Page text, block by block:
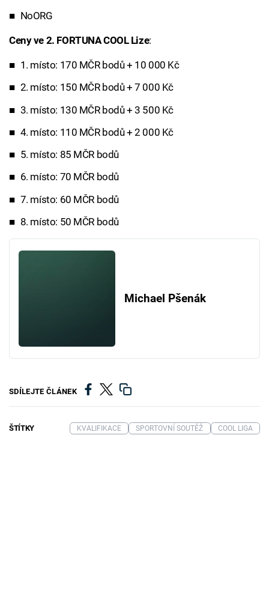
NoORG
Ceny ve 2. FORTUNA COOL Lize:
1. místo: 170 MČR bodů + 10 000 Kč
2. místo: 150 MČR bodů + 7 000 Kč
3. místo: 130 MČR bodů + 3 500 Kč
4. místo: 110 MČR bodů + 2 000 Kč
5. místo: 85 MČR bodů
6. místo: 70 MČR bodů
7. místo: 60 MČR bodů
8. místo: 50 MČR bodů
Michael Pšenák
SDÍLEJTE ČLÁNEK
ŠTÍTKY KVALIFIKACE SPORTOVNÍ SOUTĚŽ COOL LIGA